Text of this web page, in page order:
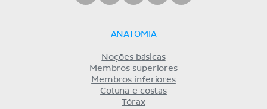
ANATOMIA
Noções básicas
Membros superiores
Membros inferiores
Coluna e costas
Tórax